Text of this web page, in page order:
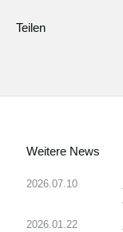
Teilen
Weitere News
2026.07.10
2026.01.22